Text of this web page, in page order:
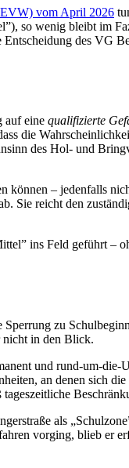
vom April 2026
so wenig bleibt im
Entscheidung des VG
auf eine qualifizierte
die
des Hol- und
können – jedenfalls
Sie reicht den
ins Feld geführt –
Sperrung zu
nicht in den Blick.
und rund-um-
an denen sich
als
vorging, blieb er